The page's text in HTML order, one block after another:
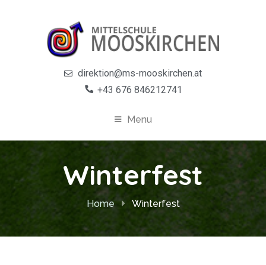
direktion@ms-mooskirchen.at
+43 676 846212741
Menu
Winterfest
Home Winterfest